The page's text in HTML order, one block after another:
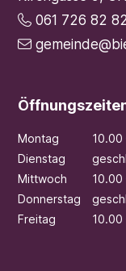
061 726 82 82
Montag 10.00
Dienstag
Mittwoch 10.00
Donnerstag
Freitag 10.00